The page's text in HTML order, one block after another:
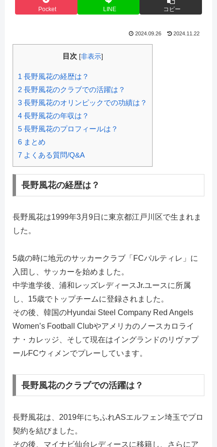
Pocket LINE コピー
2024.09.26 2024.11.22
目次 [非表示]
1 長野風花の経歴は？
2 長野風花のクラブでの活躍は？
3 長野風花のオリンピックでの功績は？
4 長野風花の年収は？
5 長野風花のプロフィールは？
6 まとめ
7 よくある質問/Q&A
長野風花の経歴は？
長野風花は1999年3月9日に東京都江戸川区で生まれま
した。
5歳の時に地元のサッカークラブ「FCパルティレ」に
入団し、サッカーを始めました。
中学進学後、浦和レッズレディースJr.ユースに所属
し、15歳でトップチームに登録されました。
その後、韓国のHyundai Steel Company Red Angels
Women’s Football Clubやアメリカのノースカロライ
ナ・カレッジ、そして現在はイングランドのリヴァプ
ールFCウィメンでプレーしています。
長野風花のクラブでの活躍は？
長野風花は、2019年にちふれASエルフェン埼玉でプロ
契約を結びました。
その後、マイナビ仙台レディースに移籍し、さらにア